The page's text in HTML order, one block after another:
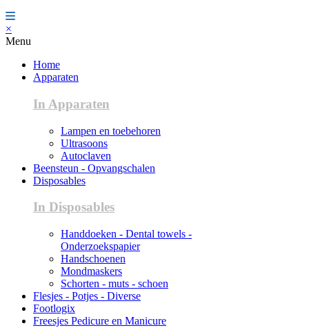
×
Menu
Home
Apparaten
In Apparaten
Lampen en toebehoren
Ultrasoons
Autoclaven
Beensteun - Opvangschalen
Disposables
In Disposables
Handdoeken - Dental towels -
Onderzoekspapier
Handschoenen
Mondmaskers
Schorten - muts - schoen
Flesjes - Potjes - Diverse
Footlogix
Freesjes Pedicure en Manicure